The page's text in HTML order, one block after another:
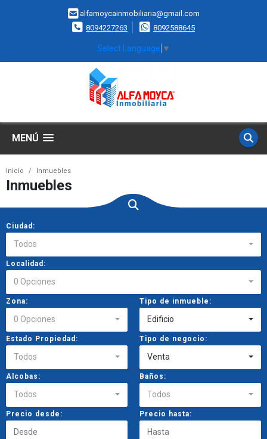
alfamoycainmobiliaria@gmail.com
8094227263
8092588645
Select Language ▼
MENÚ
Inicio Inmuebles
Inmuebles
Ciudad:
Todos
Localidad:
0 Opciones
Zona:
0 Opciones
Tipo de inmueble:
Edificio
Estado Propiedad:
Todos
Tipo de negocio:
Venta
Alcobas:
Todos
Baños:
Todos
Precio desde: Precio hasta: